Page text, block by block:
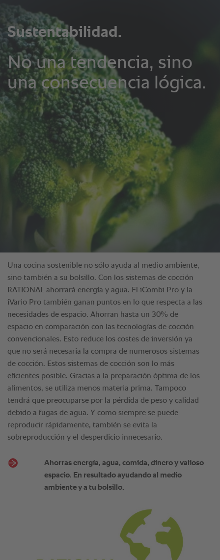
Una cocina sostenible no sólo ayuda al medio ambiente,
sino también a su bolsillo. Con los sistemas de cocción
RATIONAL ahorrará energía y agua. El iCombi Pro y la
iVario Pro también ganan puntos en lo que respecta a las
necesidades de espacio. Ahorran hasta un 30% de
espacio en comparación con las tecnologías de cocción
convencionales. Esto reduce los costes de inversión ya
que no será necesaria la compra de numerosos sistemas
de cocción. Estos sistemas de cocción son lo más
eficientes posible. Gracias a la preparación óptima de los
alimentos, se utiliza menos materia prima. Tampoco
tendrá que preocuparse por la pérdida de peso y calidad
debido a fugas de agua. Y como siempre se puede
reproducir rápidamente, también se evita la
sobreproducción y el desperdicio innecesario.
Ahorras energía, agua, comida, dinero y valioso
espacio. En resultado ayudando al medio
ambiente y a tu bolsillo.